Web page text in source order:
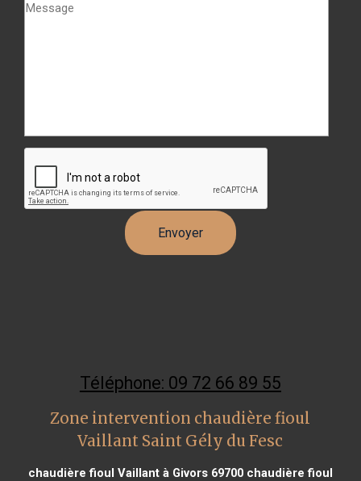
Téléphone: 09 72 66 89 55
Zone intervention chaudière fioul
Vaillant Saint Gély du Fesc
chaudière fioul Vaillant à Givors 69700chaudière fioul